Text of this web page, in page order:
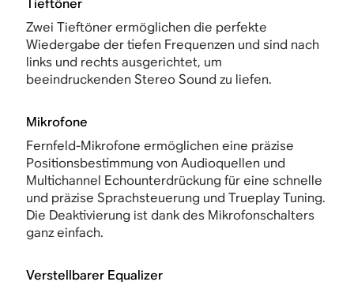
Tieftöner
Zwei Tieftöner ermöglichen die perfekte
Wiedergabe der tiefen Frequenzen und sind nach
links und rechts ausgerichtet, um
beeindruckenden Stereo Sound zu liefen.
Mikrofone
Fernfeld-Mikrofone ermöglichen eine präzise
Positionsbestimmung von Audioquellen und
Multichannel Echounterdrückung für eine schnelle
und präzise Sprachsteuerung und Trueplay Tuning.
Die Deaktivierung ist dank des Mikrofonschalters
ganz einfach.
Verstellbarer Equalizer